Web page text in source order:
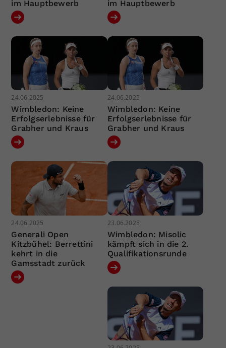
im Hauptbewerb
im Hauptbewerb
24.06.2025
Wimbledon: Keine
Erfolgserlebnisse für
Grabher und Kraus
24.06.2025
Wimbledon: Keine
Erfolgserlebnisse für
Grabher und Kraus
24.06.2025
Generali Open
Kitzbühel: Berrettini
kehrt in die
Gamsstadt zurück
23.06.2025
Wimbledon: Misolic
kämpft sich in die 2.
Qualifikationsrunde